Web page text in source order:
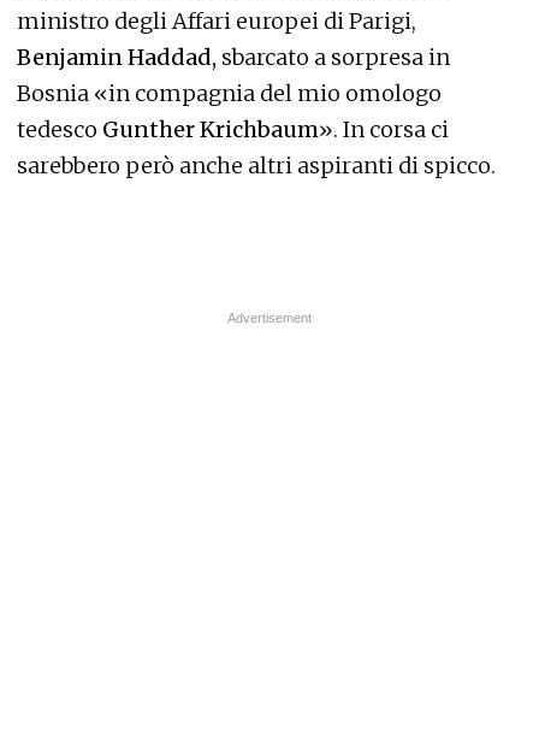
ministro degli Affari europei di Parigi,
Benjamin Haddad, sbarcato a sorpresa in
Bosnia «in compagnia del mio omologo
tedesco Gunther Krichbaum». In corsa ci
sarebbero però anche altri aspiranti di spicco.